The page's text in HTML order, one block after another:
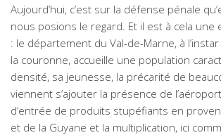
Aujourd’hui, c’est sur la défense pénale
nous posions le regard. Et il est à cela une
: le département du Val-de-Marne, à
la couronne, accueille une population
densité, sa jeunesse, la précarité de
viennent s’ajouter la présence de l’aéroport
d’entrée de produits stupéfiants en
et de la Guyane et la multiplication, ici